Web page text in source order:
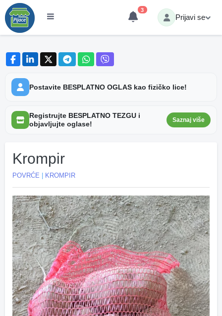
3
Prijavi se
Postavite BESPLATNO OGLAS kao fizičko lice!
Registrujte BESPLATNO TEZGU i
objavljujte oglase!
Saznaj više
Krompir
POVRĆE KROMPIR